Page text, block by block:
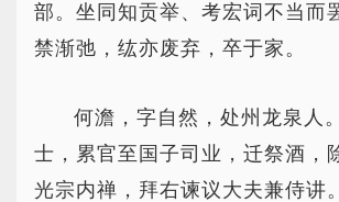
部。坐同知贡举、考宏词不当而
禁渐弛，纮亦废弃，卒于家。
何澹，字自然，处州龙泉人
士，累官至国子司业，迁祭酒，
光宗内禅，拜右谏议大夫兼侍讲。